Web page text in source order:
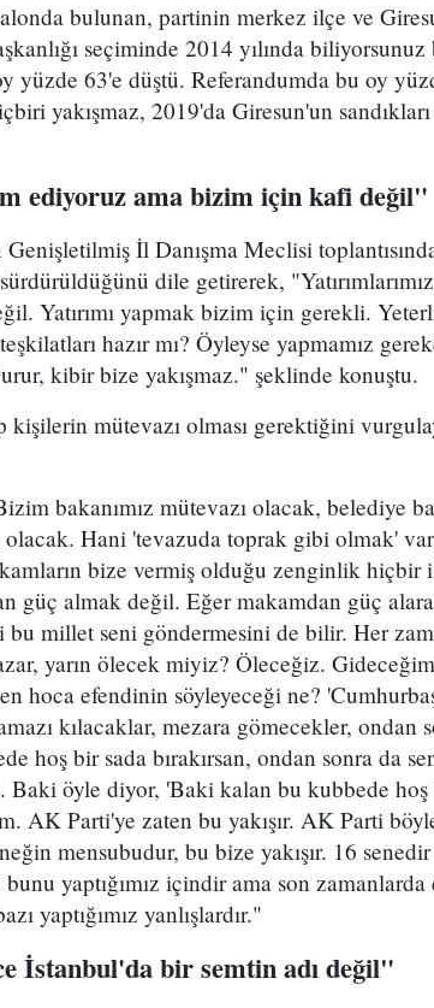
bulunan, partinin merkez ilçe ve
seçiminde 2014 yılında
yüzde 63'e düştü. Referandumda bu oy
yakışmaz, 2019'da Giresun'un
ediyoruz ama bizim için kafi değil"
İl Danışma Meclisi
dile getirerek,
Yatırımı yapmak bizim için gerekli.
hazır mı? Öyleyse yapmamız
kibir bize yakışmaz." şeklinde konuştu.
mütevazı olması gerektiğini
bakanımız mütevazı olacak, belediye
Hani 'tevazuda toprak gibi olmak'
bize vermiş olduğu zenginlik hiçbir
güç almak değil. Eğer makamdan güç
millet seni göndermesini de bilir. Her
yarın ölecek miyiz? Öleceğiz.
hoca efendinin söyleyeceği ne?
kılacaklar, mezara gömecekler, ondan
hoş bir sada bırakırsan, ondan sonra da
Baki öyle diyor, 'Baki kalan bu kubbede
AK Parti'ye zaten bu yakışır. AK Parti
mensubudur, bu bize yakışır. 16
yaptığımız içindir ama son zamanlarda
yaptığımız yanlışlardır."
İstanbul'da bir semtin adı değil"